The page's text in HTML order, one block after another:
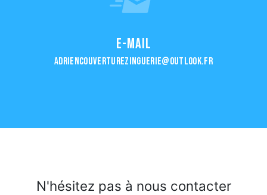
E-mail
adriencouverturezinguerie@outlook.fr
N'hésitez pas à nous contacter